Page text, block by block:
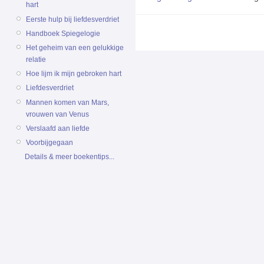
hart
Eerste hulp bij liefdesverdriet
Handboek Spiegelogie
Het geheim van een gelukkige
relatie
Hoe lijm ik mijn gebroken hart
Liefdesverdriet
Mannen komen van Mars,
vrouwen van Venus
Verslaafd aan liefde
Voorbijgegaan
Details & meer boekentips...